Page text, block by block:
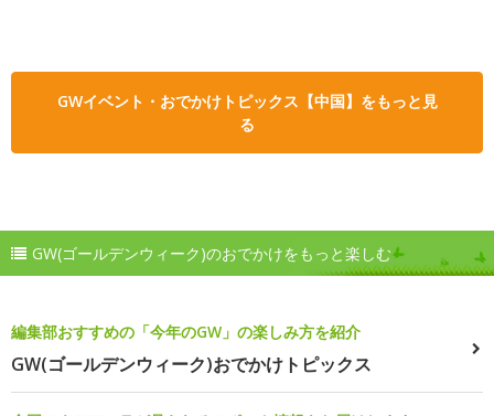
GWイベント・おでかけトピックス【中国】をもっと見
る
GW(ゴールデンウィーク)のおでかけをもっと楽しむ
編集部おすすめの「今年のGW」の楽しみ方を紹介
GW(ゴールデンウィーク)おでかけトピックス